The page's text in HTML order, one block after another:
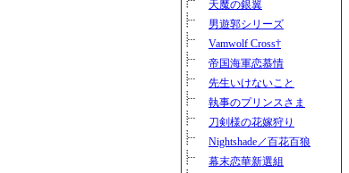
天魔の銀翼
男遊郭シリーズ
Vamwolf Cross†
帝国海軍恋慕情
先生いけないこと
執事のプリンスさま
刀剣様の花嫁狩り
Nightshade／百花百狼
幕末恋華新選組